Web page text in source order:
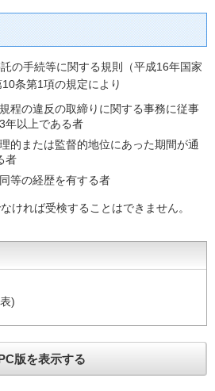
の手続等に関する規則（平成16年国家
条第1項の規定により
程の違反の取締りに関する事務に従事
年以上である者
的または監督的地位にあった期間が通
者
等の経歴を有する者
ければ受検することはできません。
)
版を表示する